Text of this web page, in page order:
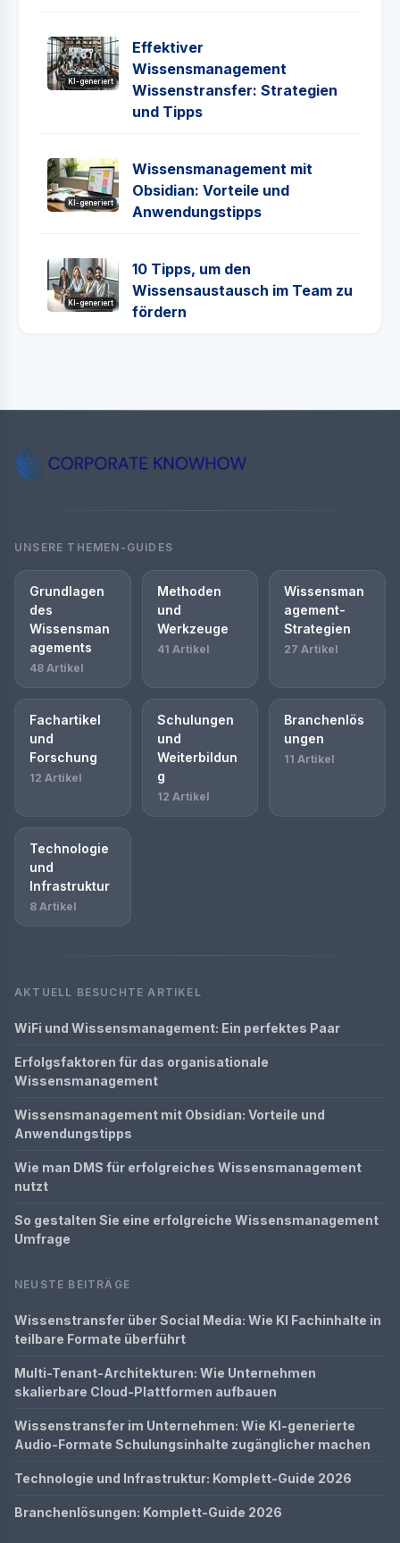
KI-generiert
Effektiver
Wissensmanagement
Wissenstransfer: Strategien
und Tipps
KI-generiert
Wissensmanagement mit
Obsidian: Vorteile und
Anwendungstipps
KI-generiert
10 Tipps, um den
Wissensaustausch im Team zu
fördern
UNSERE THEMEN-GUIDES
Grundlagen
des
Wissensman
agements
48 Artikel
Methoden
und
Werkzeuge
41 Artikel
Wissensman
agement-
Strategien
27 Artikel
Fachartikel
und
Forschung
12 Artikel
Schulungen
und
Weiterbildun
g
12 Artikel
Branchenlös
ungen
11 Artikel
Technologie
und
Infrastruktur
8 Artikel
AKTUELL BESUCHTE ARTIKEL
WiFi und Wissensmanagement: Ein perfektes Paar
Erfolgsfaktoren für das organisationale
Wissensmanagement
Wissensmanagement mit Obsidian: Vorteile und
Anwendungstipps
Wie man DMS für erfolgreiches Wissensmanagement
nutzt
So gestalten Sie eine erfolgreiche Wissensmanagement
Umfrage
NEUSTE BEITRÄGE
Wissenstransfer über Social Media: Wie KI Fachinhalte in
teilbare Formate überführt
Multi-Tenant-Architekturen: Wie Unternehmen
skalierbare Cloud-Plattformen aufbauen
Wissenstransfer im Unternehmen: Wie KI-generierte
Audio-Formate Schulungsinhalte zugänglicher machen
Technologie und Infrastruktur: Komplett-Guide 2026
Branchenlösungen: Komplett-Guide 2026